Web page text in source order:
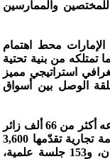
والممارسين
الإمارات محط اهتمام
تمتلكه من بنية تحتية
استراتيجي مميز
الوصل بين أسواق
قد أستقطب هذا الحدث العالمي الأكبر من نوعه أكثر من 66 ألف زائر
ومشارك من 155 دولة، إلى جانب 4,800 علامة تجارية تقدّمها 3,600
شركة عالمية مختصة في مستلزمات الأسنان، و153 جلسة علمية،